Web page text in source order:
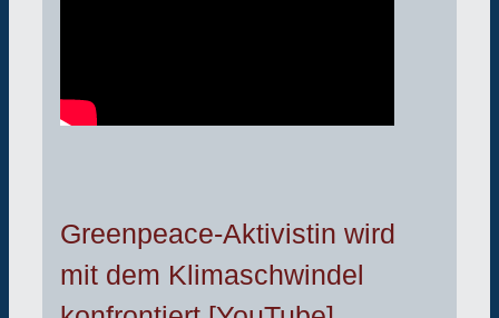
Greenpeace-Aktivistin wird
mit dem Klimaschwindel